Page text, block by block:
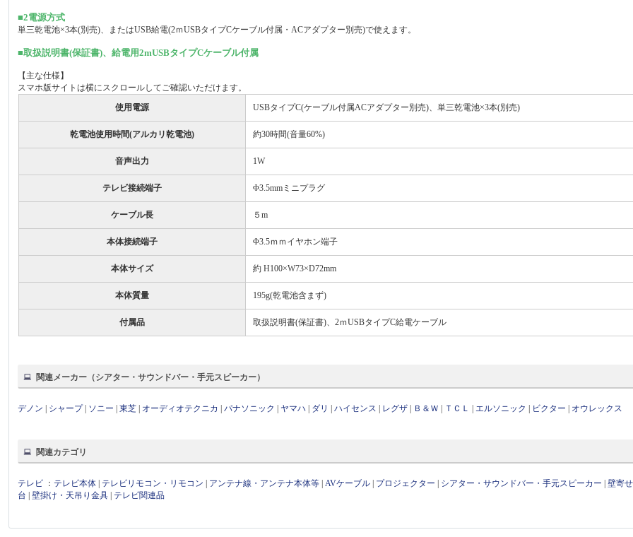
■2電源方式
単三乾電池×3本(別売)、またはUSB給電(2ｍUSBタイプCケーブル付属・ACアダプター別売)で使えます。
■取扱説明書(保証書)、給電用2mUSBタイプCケーブル付属
【主な仕様】
スマホ版サイトは横にスクロールしてご確認いただけます。
使用電源
USBタイプC(ケーブル付属ACアダプター別売)、単三乾電池×3本(別売)
乾電池使用時間(アルカリ乾電池) 約30時間(音量60%)
音声出力 1W
テレビ接続端子 Φ3.5mmミニプラグ
ケーブル長 ５m
本体接続端子 Φ3.5ｍｍイヤホン端子
本体サイズ 約 H100×W73×D72mm
本体質量 195g(乾電池含まず)
付属品 取扱説明書(保証書)、2ｍUSBタイプC給電ケーブル
関連メーカー（シアター・サウンドバー・手元スピーカー）
デノン シャープ| ソニー |東芝 オーディオテクニカ |パナソニック ヤマハ ダリ |ハイセンス レグザ Ｂ＆Ｗ ＴＣＬ エルソニック ビクター オウレックス
関連カテゴリ
テレビ ： テレビ本体 テレビリモコン・リモコン アンテナ線・アンテナ本体等 |AVケーブル プロジェクター シアター・サウンドバー・手元スピーカー |壁寄
台 |壁掛け・天吊り金具 テレビ関連品